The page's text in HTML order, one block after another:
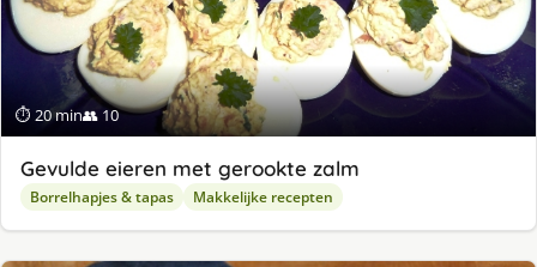
⏱ 20 min👥 10
Gevulde eieren met gerookte zalm
Borrelhapjes & tapas Makkelijke recepten